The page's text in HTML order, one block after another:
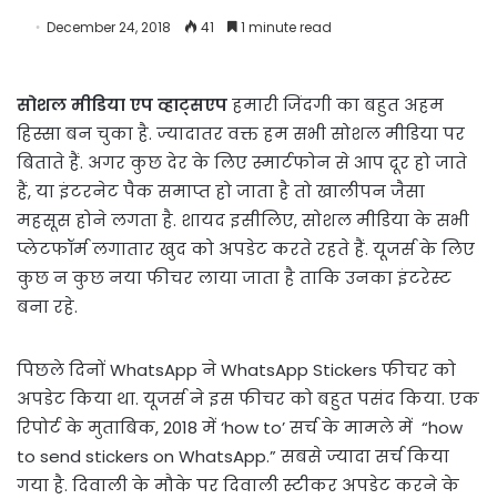
December 24, 2018 41 1 minute read
सोशल मीडिया एप व्हाट्सएपहमारी जिंदगी का बहुत अहम
हिस्सा बन चुका है. ज्यादातर वक्त हम सभी सोशल मीडिया पर
बिताते हैं. अगर कुछ देर के लिए स्मार्टफोन से आप दूर हो जाते
हैं, या इंटरनेट पैक समाप्त हो जाता है तो खालीपन जैसा
महसूस होने लगता है. शायद इसीलिए, सोशल मीडिया के सभी
प्लेटफॉर्म लगातार खुद को अपडेट करते रहते हैं. यूजर्स के लिए
कुछ न कुछ नया फीचर लाया जाता है ताकि उनका इंटरेस्ट
बना रहे.
पिछले दिनों WhatsApp ने WhatsApp Stickers फीचर को
अपडेट किया था. यूजर्स ने इस फीचर को बहुत पसंद किया. एक
रिपोर्ट के मुताबिक, 2018 में ‘how to’ सर्च के मामले में “how
to send stickers on WhatsApp.” सबसे ज्यादा सर्च किया
गया है. दिवाली के मौके पर दिवाली स्टीकर अपडेट करने के